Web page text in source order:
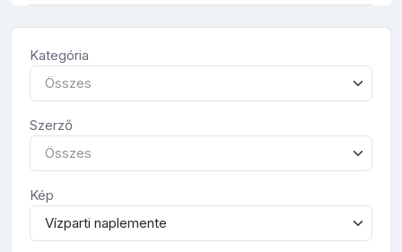
Kategória
Összes
Szerző
Összes
Kép
Vízparti naplemente